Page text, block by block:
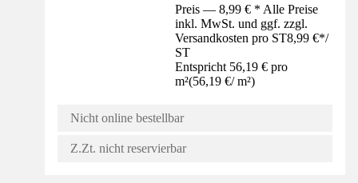
Preis — 8,99 € * Alle Preise
inkl. MwSt. und ggf. zzgl.
Versandkosten pro ST8,99 €*/
ST
Entspricht 56,19 € pro
m²(56,19 €/ m²)
Nicht online bestellbar
Z.Zt. nicht reservierbar